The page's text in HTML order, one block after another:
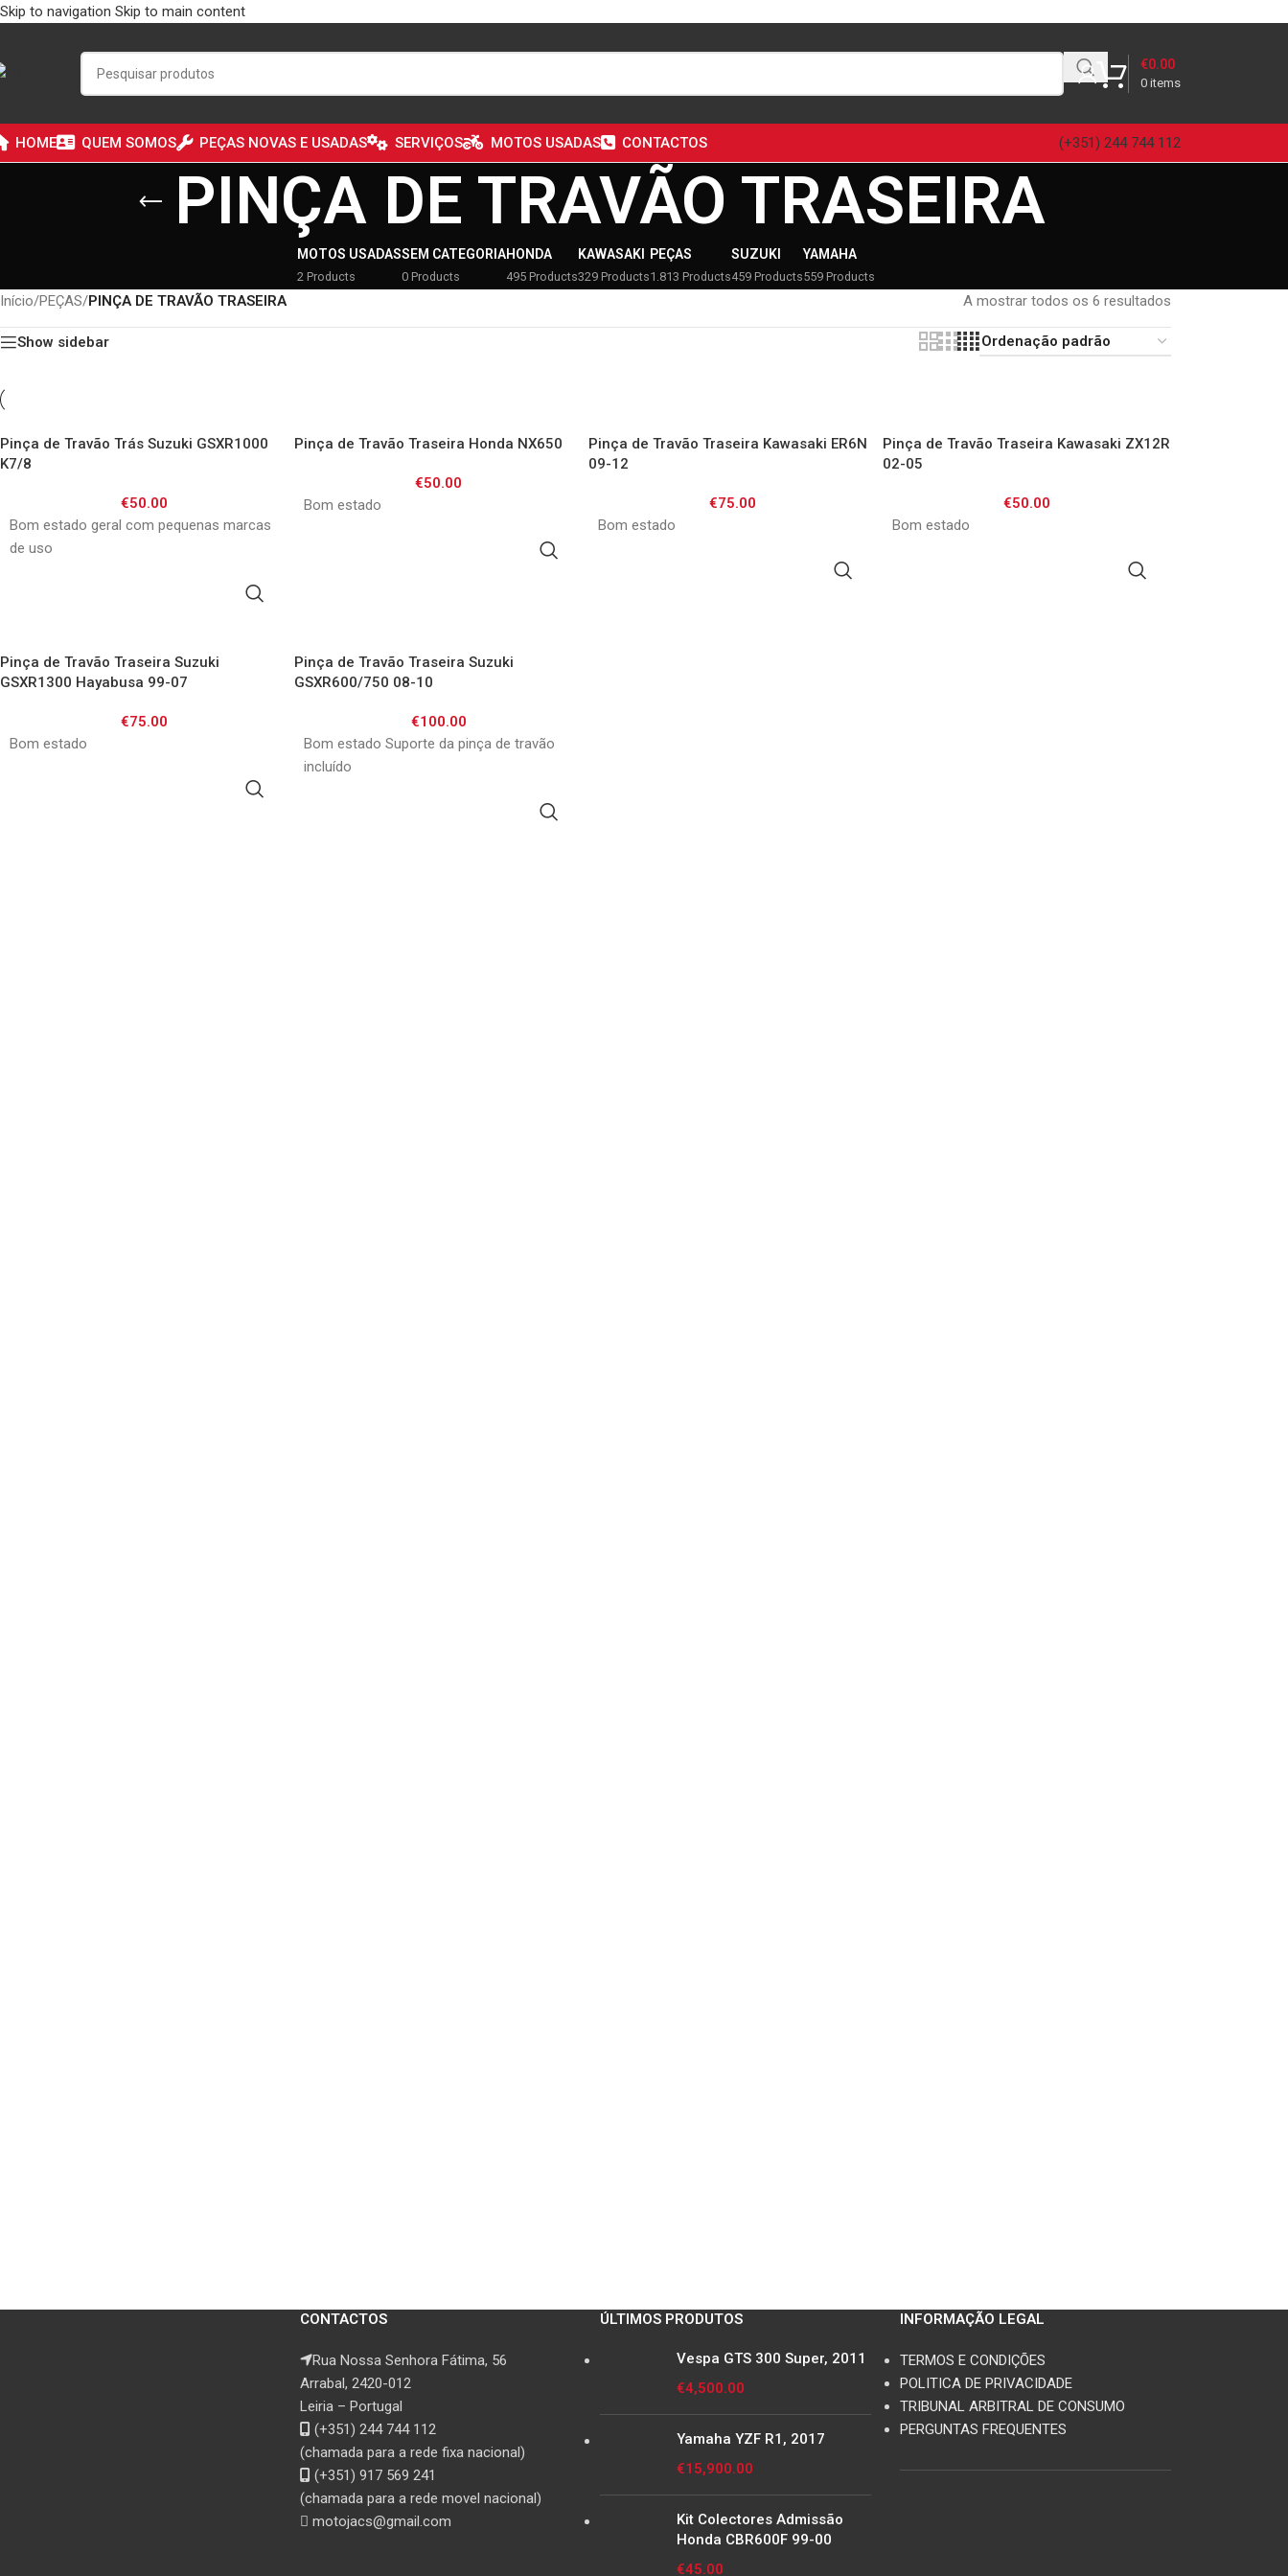
Skip to navigation Skip to main content
0 items
€0.00
HOME QUEM SOMOS PEÇAS NOVAS E USADAS SERVIÇOS MOTOS USADAS CONTACTOS (+351) 244 744 112
PINÇA DE TRAVÃO TRASEIRA
MOTOS USADAS
2 Products
SEM CATEGORIA
0 Products
HONDA
495 Products
KAWASAKI
329 Products
PEÇAS
1.813 Products
SUZUKI
459 Products
YAMAHA
559 Products
Início/PEÇAS/PINÇA DE TRAVÃO TRASEIRA A mostrar todos os 6 resultados
Show sidebar
Pinça de Travão Trás Suzuki GSXR1000
K7/8
€50.00
Bom estado geral com pequenas marcas
de uso
Pinça de Travão Traseira Honda NX650
€50.00
Bom estado
Pinça de Travão Traseira Kawasaki ER6N
09-12
€75.00
Bom estado
Pinça de Travão Traseira Kawasaki ZX12R
02-05
€50.00
Bom estado
Pinça de Travão Traseira Suzuki
GSXR1300 Hayabusa 99-07
€75.00
Bom estado
Pinça de Travão Traseira Suzuki
GSXR600/750 08-10
€100.00
Bom estado Suporte da pinça de travão
incluído
CONTACTOS
Rua Nossa Senhora Fátima, 56
Arrabal, 2420-012
Leiria – Portugal
(+351) 244 744 112
(chamada para a rede fixa nacional)
(+351) 917 569 241
(chamada para a rede movel nacional)
motojacs@gmail.com
ÚLTIMOS PRODUTOS
Vespa GTS 300 Super, 2011
€4,500.00
Yamaha YZF R1, 2017
€15,900.00
Kit Colectores Admissão
Honda CBR600F 99-00
€45.00
INFORMAÇÃO LEGAL
TERMOS E CONDIÇÕES
POLITICA DE PRIVACIDADE
TRIBUNAL ARBITRAL DE CONSUMO
PERGUNTAS FREQUENTES